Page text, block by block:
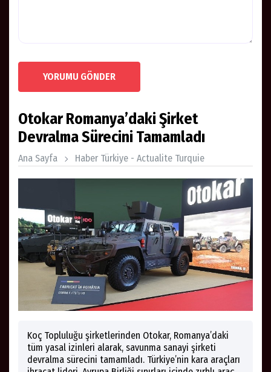
YORUMU GÖNDER
Otokar Romanya’daki Şirket
Devralma Sürecini Tamamladı
Ana Sayfa Haber Türkiye - Actualite Turquie
Koç Topluluğu şirketlerinden Otokar, Romanya’daki
tüm yasal izinleri alarak, savunma sanayi şirketi
devralma sürecini tamamladı. Türkiye’nin kara araçları